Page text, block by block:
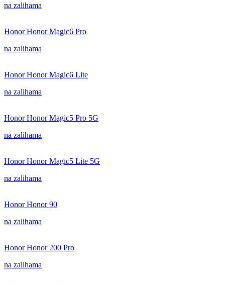
na zalihama
Honor Honor Magic6 Pro
na zalihama
Honor Honor Magic6 Lite
na zalihama
Honor Honor Magic5 Pro 5G
na zalihama
Honor Honor Magic5 Lite 5G
na zalihama
Honor Honor 90
na zalihama
Honor Honor 200 Pro
na zalihama